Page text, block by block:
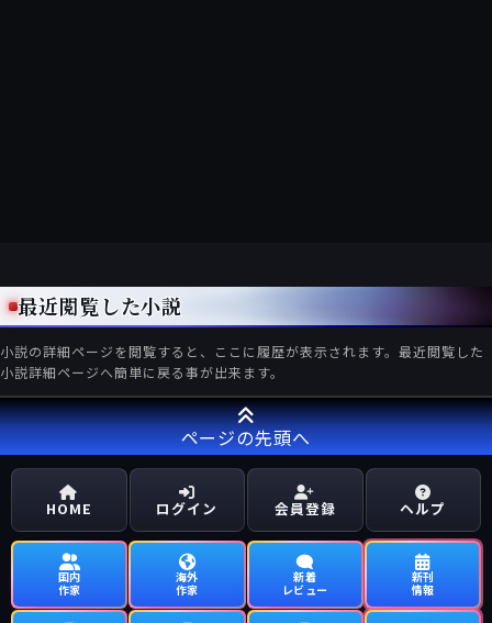
最近閲覧した小説
小説の詳細ページを閲覧すると、ここに履歴が表示されます。最近閲覧した
小説詳細ページへ簡単に戻る事が出来ます。
ページの先頭へ
HOME ログイン 会員登録 ヘルプ
国内
作家
海外
作家
新着
レビュー
新刊
情報